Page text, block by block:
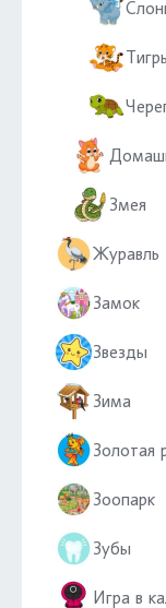
Змея
Журавль
Замок
Звезды
Зима
Золотая
Зоопарк
Зубы
Игра в